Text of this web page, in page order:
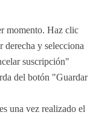
momento. Haz clic
derecha y selecciona
suscripción"
del botón "Guardar
una vez realizado el